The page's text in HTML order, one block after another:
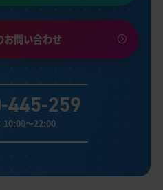
お問い合わせ
445-259
10:00～22:00